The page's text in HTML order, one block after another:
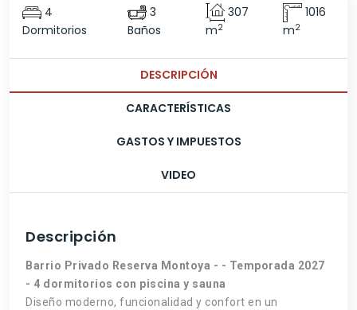
4
Dormitorios
3
Baños
307
m2
1016
m2
DESCRIPCIÓN
CARACTERÍSTICAS
GASTOS Y IMPUESTOS
VIDEO
Descripción
Barrio Privado Reserva Montoya - - Temporada 2027
- 4 dormitorios con piscina y sauna
Diseño moderno, funcionalidad y confort en un